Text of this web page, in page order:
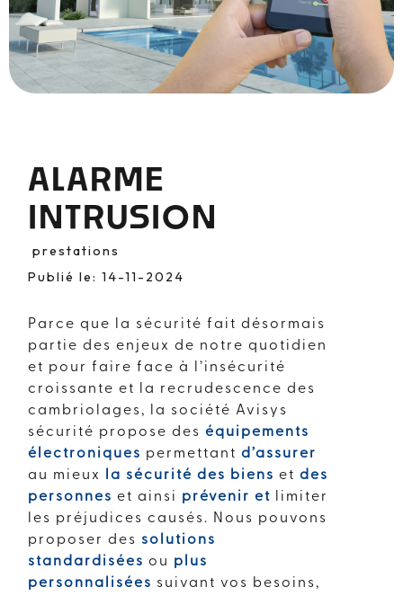
ALARME
INTRUSION
prestations
Publié le: 14-11-2024
Parce que la sécurité fait désormais
partie des enjeux de notre quotidien
et pour faire face à l’insécurité
croissante et la recrudescence des
cambriolages, la société Avisys
sécurité propose deséquipements
électroniques permettantd’assurer
au mieux
la sécurité des biensetdes
personnes et ainsi prévenir et limiter
les préjudices causés. Nous pouvons
proposer des solutions
standardisées ou plus
personnalisées suivant vos besoins,